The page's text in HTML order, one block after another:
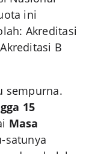
ini
Akreditasi
B
sempurna.
15
Masa
satunya